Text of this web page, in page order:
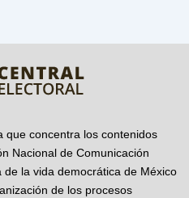
que concentra los contenidos
Nacional de Comunicación
de la vida democrática de México
de los procesos